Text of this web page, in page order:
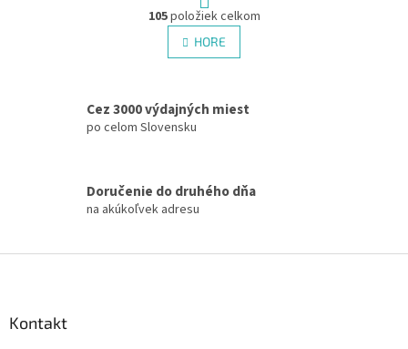
O
v
l
á
c
r
v
v
r
á
n
k
a
105položiek celkom
HORE
Cez 3000 výdajných miest
po celom Slovensku
Doručenie do druhého dňa
na akúkoľvek adresu
Kontakt